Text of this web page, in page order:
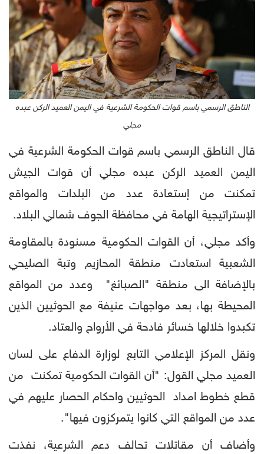
الناطق الرسمي باسم قوات الحكومة الشرعية في اليمن العميد الركن عبده
مجلي
قال الناطق الرسمي باسم قوات الحكومة الشرعية في
اليمن العميد الركن عبده مجلي أن قوات الجيش
تمكنت من إستعادة عدد من البلدات والمواقع
الإستراتيجية الهامة في محافظة الجوف شمالي البلاد.
وأكد مجلي، أن القوات الحكومية مسنودة بالمقاومة
الشعبية استعادت منطقة المحازيم وتبة الصليحي
بالإضافة الى منطقة "الصبائغ" وعدد من المواقع
المحيطة بها، بعد مواجهات عنيفة مع الحوثيين الذين
تكبدوا خلالها خسائر فادحة في الأرواح والعتاد.
ونقل المركز الإعلامي التابع لوزارة الدفاع على لسان
العميد مجلي القول: "أن القوات الحكومية تمكنت من
قطع خطوط امداد الحوثيين واحكام الحصار عليهم في
عدد من المواقع التي كانوا يتمركزون فيها".
وأضاف أن مقاتلات تحالف دعم الشرعية، نفذت